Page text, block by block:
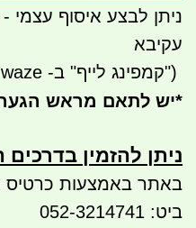
עקיבא
")קמפינג לייף" ב- waze
*יש לתאם מראש
ניתן להזמין
באתר באמצעות כרטיס
ביט: 052-3214741